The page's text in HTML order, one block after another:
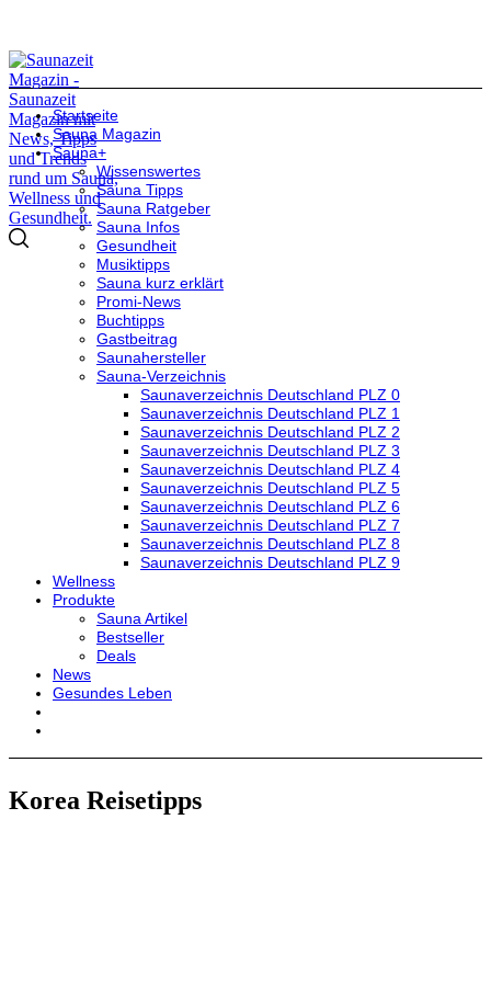
Startseite
Sauna Magazin
Sauna+
Wissenswertes
Sauna Tipps
Sauna Ratgeber
Sauna Infos
Gesundheit
Musiktipps
Sauna kurz erklärt
Promi-News
Buchtipps
Gastbeitrag
Saunahersteller
Sauna-Verzeichnis
Saunaverzeichnis Deutschland PLZ 0
Saunaverzeichnis Deutschland PLZ 1
Saunaverzeichnis Deutschland PLZ 2
Saunaverzeichnis Deutschland PLZ 3
Saunaverzeichnis Deutschland PLZ 4
Saunaverzeichnis Deutschland PLZ 5
Saunaverzeichnis Deutschland PLZ 6
Saunaverzeichnis Deutschland PLZ 7
Saunaverzeichnis Deutschland PLZ 8
Saunaverzeichnis Deutschland PLZ 9
Wellness
Produkte
Sauna Artikel
Bestseller
Deals
News
Gesundes Leben
Korea Reisetipps